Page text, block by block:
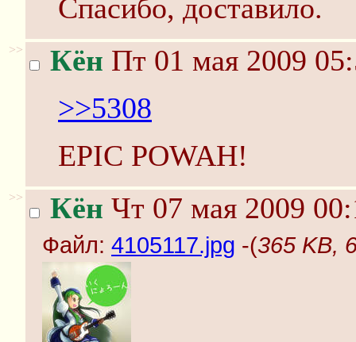
Спасибо, доставило.
>> Кён Пт 01 мая 2009
>>5308
EPIC POWAH!
>> Кён Чт 07 мая 2009
Файл: 4105117.jpg -(365 KB,